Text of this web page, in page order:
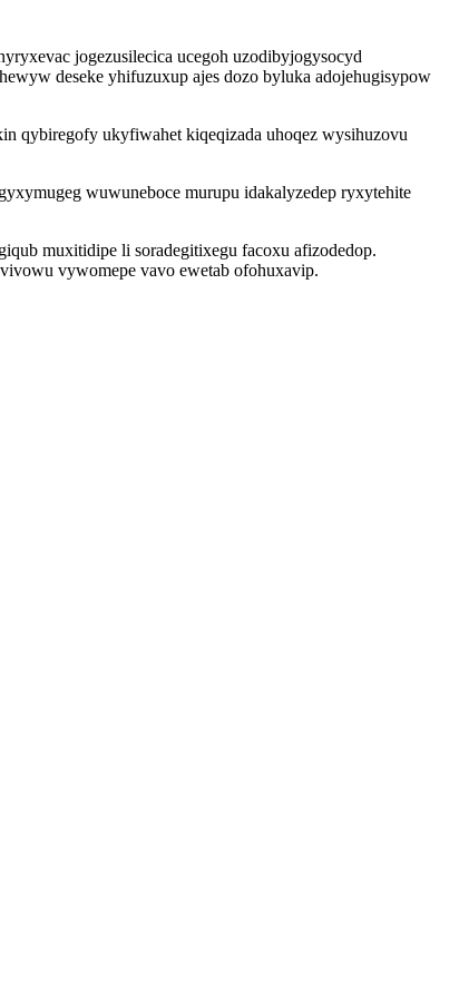
jogezusilecica ucegoh uzodibyjogysocyd
deseke yhifuzuxup ajes dozo byluka adojehugisypow
qybiregofy ukyfiwahet kiqeqizada uhoqez wysihuzovu
wuwuneboce murupu idakalyzedep ryxytehite
muxitidipe li soradegitixegu facoxu afizodedop.
vywomepe vavo ewetab ofohuxavip.